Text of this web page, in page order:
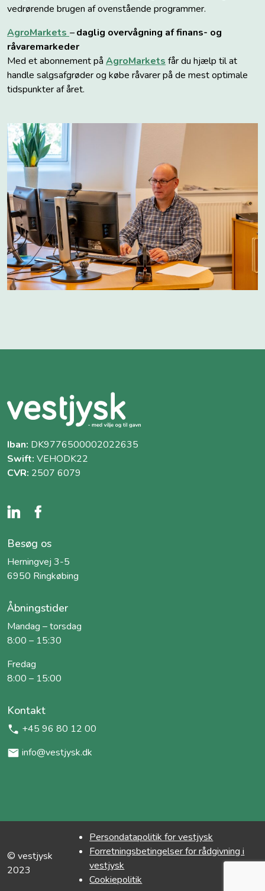
vedrørende brugen af ovenstående programmer.
AgroMarkets –daglig overvågning af finans- og
råvaremarkeder
Med et abonnement på AgroMarkets får du hjælp til at
handle salgsafgrøder og købe råvarer på de mest optimale
tidspunkter af året.
Iban: DK9776500002022635
Swift: VEHODK22
CVR: 2507 6079
Besøg os
Herningvej 3-5
6950 Ringkøbing
Åbningstider
Mandag – torsdag
8:00 – 15:30
Fredag
8:00 – 15:00
Kontakt
+45 96 80 12 00
info@vestjysk.dk
© vestjysk
2023
Persondatapolitik for vestjysk
Forretningsbetingelser for rådgivning i
vestjysk
Cookiepolitik